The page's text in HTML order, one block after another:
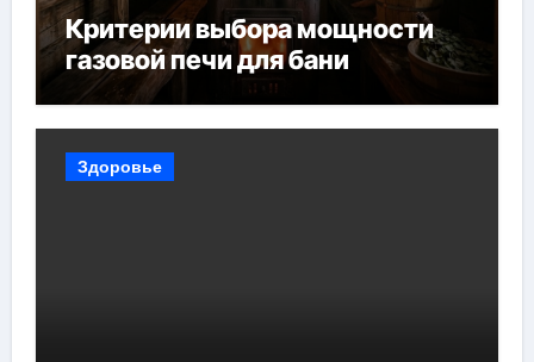
Критерии выбора мощности
газовой печи для бани
Здоровье